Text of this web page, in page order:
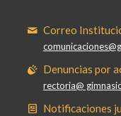
Correo
Denuncias por
rectoria@
Notificaciones